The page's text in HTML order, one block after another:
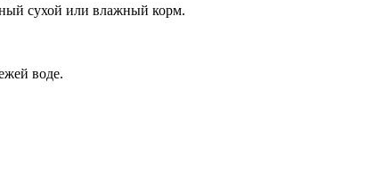
сухой или влажный корм.
воде.